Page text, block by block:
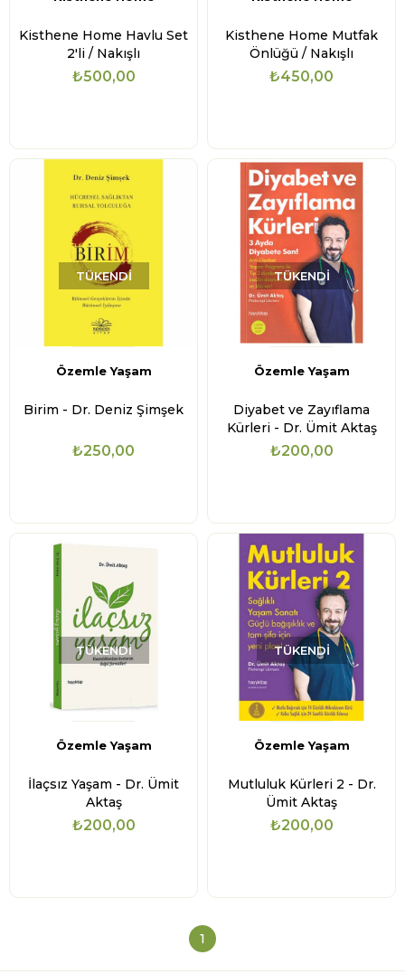
Kisthene Home Havlu Set
2'li / Nakışlı
₺500,00
Kisthene Home Mutfak
Önlüğü / Nakışlı
₺450,00
TÜKENDI
Özemle Yaşam
Birim - Dr. Deniz Şimşek
₺250,00
TÜKENDI
Özemle Yaşam
Diyabet ve Zayıflama
Kürleri - Dr. Ümit Aktaş
₺200,00
TÜKENDI
Özemle Yaşam
İlaçsız Yaşam - Dr. Ümit
Aktaş
₺200,00
TÜKENDI
Özemle Yaşam
Mutluluk Kürleri 2 - Dr.
Ümit Aktaş
₺200,00
1